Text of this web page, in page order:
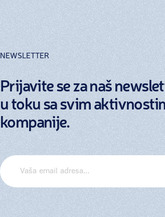
NEWSLETTER
Prijavite se za naš
u toku sa svim
kompanije.